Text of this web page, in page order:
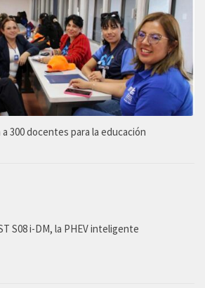
300 docentes para la educación
S08 i-DM, la PHEV inteligente